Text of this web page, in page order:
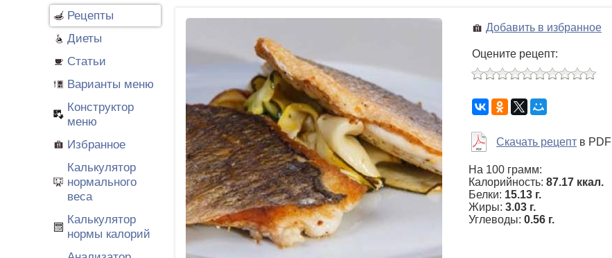
Рецепты
Диеты
Статьи
Варианты меню
Конструктор
меню
Избранное
Калькулятор
нормального
веса
Калькулятор
нормы калорий
Добавить в избранное
Оцените рецепт:
Скачать рецепт в PDF
На 100 грамм:
Калорийность: 87.17 ккал.
Белки: 15.13 г.
Жиры: 3.03 г.
Углеводы: 0.56 г.